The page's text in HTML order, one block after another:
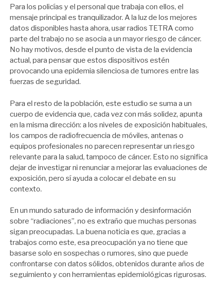
Para los policías y el personal que trabaja con ellos, el
mensaje principal es tranquilizador. A la luz de los mejores
datos disponibles hasta ahora, usar radios TETRA como
parte del trabajo no se asocia a un mayor riesgo de cáncer.
No hay motivos, desde el punto de vista de la evidencia
actual, para pensar que estos dispositivos estén
provocando una epidemia silenciosa de tumores entre las
fuerzas de seguridad.
Para el resto de la población, este estudio se suma a un
cuerpo de evidencia que, cada vez con más solidez, apunta
en la misma dirección: a los niveles de exposición habituales,
los campos de radiofrecuencia de móviles, antenas o
equipos profesionales no parecen representar un riesgo
relevante para la salud, tampoco de cáncer. Esto no significa
dejar de investigar ni renunciar a mejorar las evaluaciones de
exposición, pero sí ayuda a colocar el debate en su
contexto.
En un mundo saturado de información y desinformación
sobre “radiaciones”, no es extraño que muchas personas
sigan preocupadas. La buena noticia es que, gracias a
trabajos como este, esa preocupación ya no tiene que
basarse solo en sospechas o rumores, sino que puede
confrontarse con datos sólidos, obtenidos durante años de
seguimiento y con herramientas epidemiológicas rigurosas.